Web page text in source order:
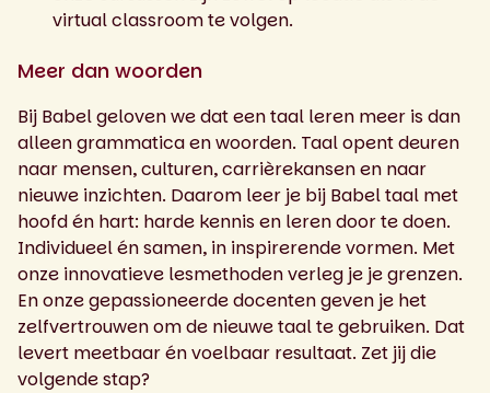
virtual classroom te volgen.
Meer dan woorden
Bij Babel geloven we dat een taal leren meer is dan
alleen grammatica en woorden. Taal opent deuren
naar mensen, culturen, carrièrekansen en naar
nieuwe inzichten. Daarom leer je bij Babel taal met
hoofd én hart: harde kennis en leren door te doen.
Individueel én samen, in inspirerende vormen. Met
onze innovatieve lesmethoden verleg je je grenzen.
En onze gepassioneerde docenten geven je het
zelfvertrouwen om de nieuwe taal te gebruiken. Dat
levert meetbaar én voelbaar resultaat. Zet jij die
volgende stap?